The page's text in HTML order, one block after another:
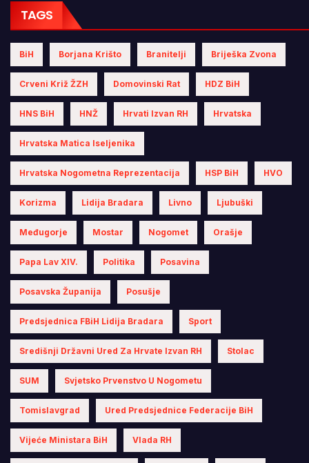
TAGS
BiH Borjana Krišto Branitelji Briješka Zvona
Crveni Križ ŽZH Domovinski Rat HDZ BiH
HNS BiH HNŽ Hrvati Izvan RH Hrvatska
Hrvatska Matica Iseljenika
Hrvatska Nogometna Reprezentacija HSP BiH HVO
Korizma Lidija Bradara Livno Ljubuški
Međugorje Mostar Nogomet Orašje
Papa Lav XIV. Politika Posavina
Posavska Županija Posušje
Predsjednica FBiH Lidija Bradara Sport
Središnji Državni Ured Za Hrvate Izvan RH Stolac
SUM Svjetsko Prvenstvo U Nogometu
Tomislavgrad Ured Predsjednice Federacije BiH
Vijeće Ministara BiH Vlada RH